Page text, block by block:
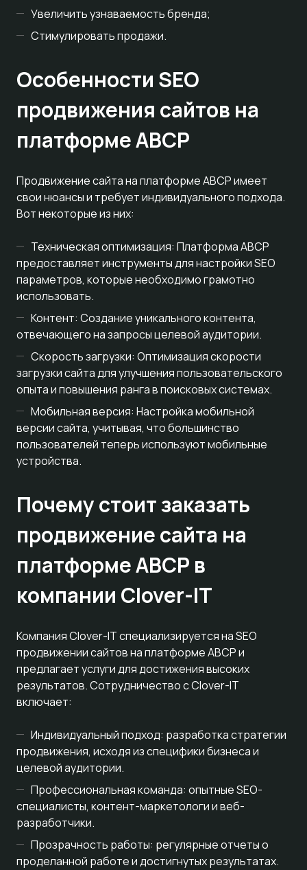
Увеличить узнаваемость бренда;
Стимулировать продажи.
Особенности SEO
продвижения сайтов на
платформе ABCP
Продвижение сайта на платформе ABCP имеет
свои нюансы и требует индивидуального подхода.
Вот некоторые из них:
Техническая оптимизация: Платформа ABCP
предоставляет инструменты для настройки SEO
параметров, которые необходимо грамотно
использовать.
Контент: Создание уникального контента,
отвечающего на запросы целевой аудитории.
Скорость загрузки: Оптимизация скорости
загрузки сайта для улучшения пользовательского
опыта и повышения ранга в поисковых системах.
Мобильная версия: Настройка мобильной
версии сайта, учитывая, что большинство
пользователей теперь используют мобильные
устройства.
Почему стоит заказать
продвижение сайта на
платформе ABCP в
компании Clover-IT
Компания Clover-IT специализируется на SEO
продвижении сайтов на платформе ABCP и
предлагает услуги для достижения высоких
результатов. Сотрудничество с Clover-IT
включает:
Индивидуальный подход: разработка стратегии
продвижения, исходя из специфики бизнеса и
целевой аудитории.
Профессиональная команда: опытные SEO-
специалисты, контент-маркетологи и веб-
разработчики.
Прозрачность работы: регулярные отчеты о
проделанной работе и достигнутых результатах.